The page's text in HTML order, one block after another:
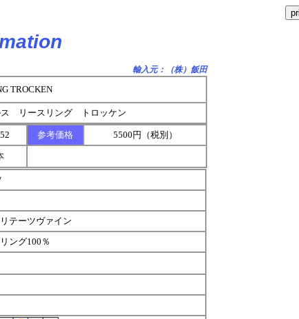
輸入元：（株）飯田
TROCKEN
リースリング トロッケン
参考価格 5500円（税別）
ーツヴァイン
グ100％